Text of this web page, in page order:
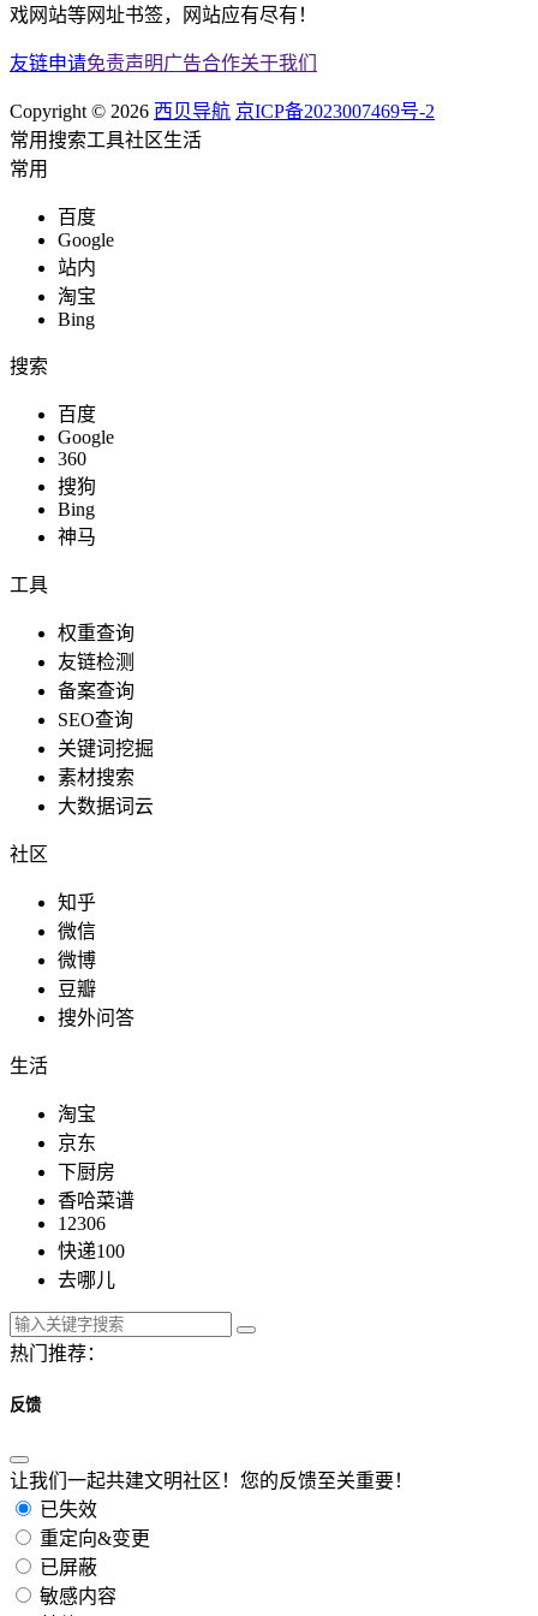
戏网站等网址书签，网站应有尽有！
友链申请免责声明广告合作关于我们
Copyright © 2026 西贝导航 京ICP备2023007469号-2
常用搜索工具社区生活
常用
百度
Google
站内
淘宝
Bing
搜索
百度
Google
360
搜狗
Bing
神马
工具
权重查询
友链检测
备案查询
SEO查询
关键词挖掘
素材搜索
大数据词云
社区
知乎
微信
微博
豆瓣
搜外问答
生活
淘宝
京东
下厨房
香哈菜谱
12306
快递100
去哪儿
热门推荐：
反馈
让我们一起共建文明社区！您的反馈至关重要！
已失效
重定向&变更
已屏蔽
敏感内容